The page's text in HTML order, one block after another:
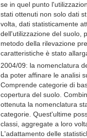
se in quel punto
stati ottenuti non solo dati
volta, dati statisticamente
dell'utilizzazione del suolo,
metodo della rilevazione
caratteristiche è stato
2004/09: la nomenclatura
da poter affinare le analisi
Comprende categorie di
copertura del suolo.
ottenuta la nomenclatura
categorie. Quest'ultime
classi, aggregate a loro
L'adattamento delle